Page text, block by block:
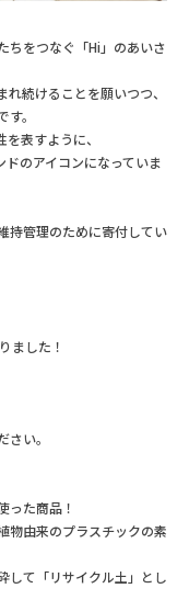
ちをつなぐ「Hi」のあいさ
続けることを願いつつ、
。
表すように、
のアイコンになっていま
持管理のために寄付してい
ました！
い。
った商品！
物由来のプラスチックの素
して「リサイクル土」とし